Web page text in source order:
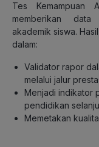
Tes Kemampuan
memberikan
akademik siswa.
dalam:
Validator rapor
melalui jalur
Menjadi indikator
pendidikan
Memetakan